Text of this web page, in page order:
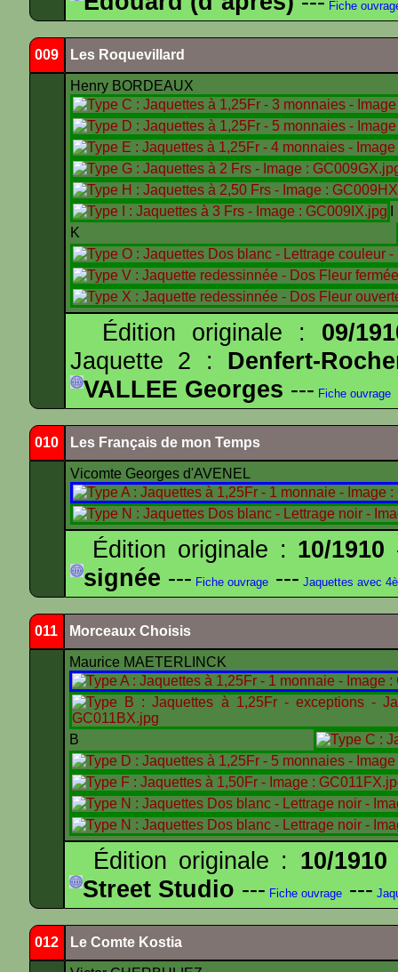
Fiche
009 Les Roquevillard
Henry BORDEAUX
K
Édition originale : 09/
Jaquette 2 : Denfert-
VALLEE Georges --- Fiche ouvrage
010 Les Français de mon Temps
Vicomte Georges d'AVENEL
Édition originale : 10/1910
signée --- Fiche ouvrage --- Jaquettes avec
011 Morceaux Choisis
Maurice MAETERLINCK
B
Édition originale : 10/1910
Street Studio --- Fiche ouvrage ---
012 Le Comte Kostia